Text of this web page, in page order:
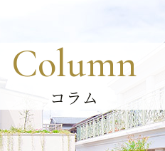
Column
コラム